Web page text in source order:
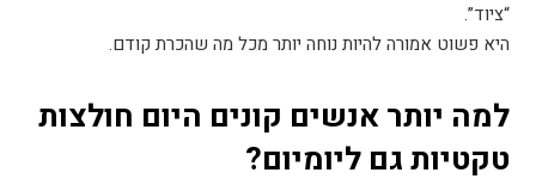
“ציוד”.
היא פשוט אמורה להיות נוחה יותר מכל מה שהכרת קודם.
למה יותר אנשים קונים היום חולצות
טקטיות גם ליומיום?